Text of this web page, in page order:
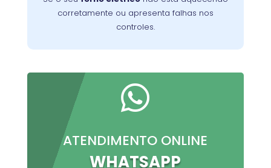
corretamente ou apresenta falhas nos
controles.

ATENDIMENTO ONLINE
WHATSAPP